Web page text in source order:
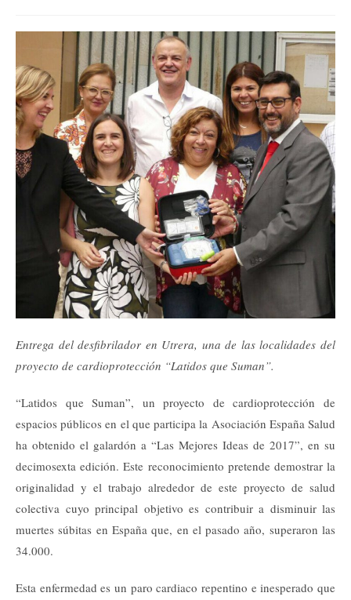
Entrega del desfibrilador en Utrera, una de las localidades del
proyecto de cardioprotección “Latidos que Suman”.
“Latidos que Suman”, un proyecto de cardioprotección de
espacios públicos en el que participa la Asociación España Salud
ha obtenido el galardón a “Las Mejores Ideas de 2017”, en su
decimosexta edición. Este reconocimiento pretende demostrar la
originalidad y el trabajo alrededor de este proyecto de salud
colectiva cuyo principal objetivo es contribuir a disminuir las
muertes súbitas en España que, en el pasado año, superaron las
34.000.
Esta enfermedad es un paro cardiaco repentino e inesperado que